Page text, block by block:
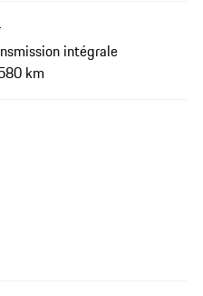
intégrale
km